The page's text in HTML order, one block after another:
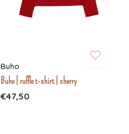
Buho
Buho | ruffle t-shirt | cherry
€47,50